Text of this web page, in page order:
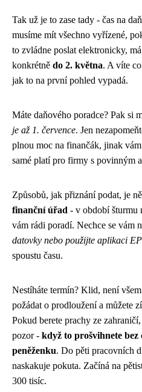
Tak už je to zase tady - čas na
musíme mít všechno vyřízené,
to zvládne poslat elektronicky,
konkrétně do 2. května. A víte
jak to na první pohled vypadá.
Máte daňového poradce? Pak si
je až 1. července. Jen
plnou moc na finančák, jinak
samé platí pro firmy s povinným
Způsobů, jak přiznání podat, je
finanční úřad - v období šturmu
vám rádi poradí. Nechce se vám
datovky nebo použijte aplikaci
spoustu času.
Nestíháte termín? Klid, není
požádat o prodloužení a můžete
Pokud berete prachy ze
pozor - když to prošvihnete
peněženku. Do pěti pracovních
naskakuje pokuta. Začíná na
300 tisíc.